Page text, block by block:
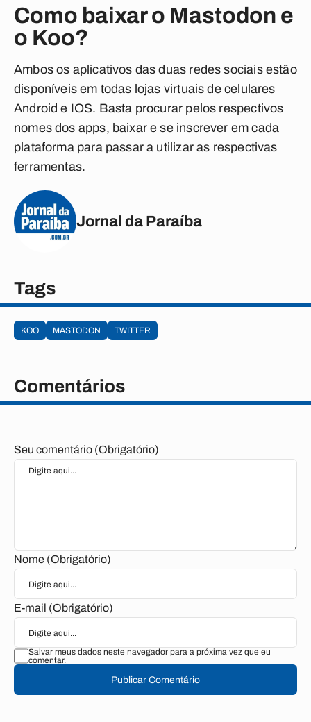
Como baixar o Mastodon e
o Koo?
Ambos os aplicativos das duas redes sociais estão
disponíveis em todas lojas virtuais de celulares
Android e IOS. Basta procurar pelos respectivos
nomes dos apps, baixar e se inscrever em cada
plataforma para passar a utilizar as respectivas
ferramentas.
Jornal da Paraíba
Tags
KOO MASTODON TWITTER
Comentários
Seu comentário (Obrigatório)
Nome (Obrigatório)
E-mail (Obrigatório)
Salvar meus dados neste navegador para a próxima vez que eu
comentar.
Publicar Comentário